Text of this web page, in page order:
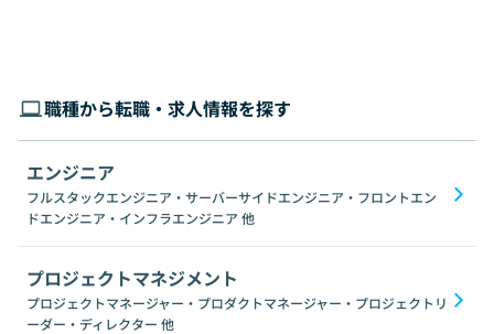
職種から転職・求人情報を探す
エンジニア
フルスタックエンジニア・サーバーサイドエンジニア・フロントエン
ドエンジニア・インフラエンジニア 他
プロジェクトマネジメント
プロジェクトマネージャー・プロダクトマネージャー・プロジェクトリ
ーダー・ディレクター 他